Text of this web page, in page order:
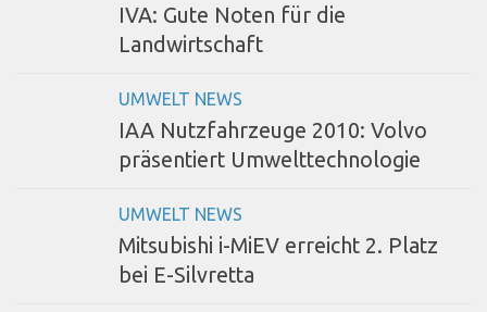
IVA: Gute Noten für die
Landwirtschaft
UMWELT NEWS
IAA Nutzfahrzeuge 2010: Volvo
präsentiert Umwelttechnologie
UMWELT NEWS
Mitsubishi i-MiEV erreicht 2. Platz
bei E-Silvretta